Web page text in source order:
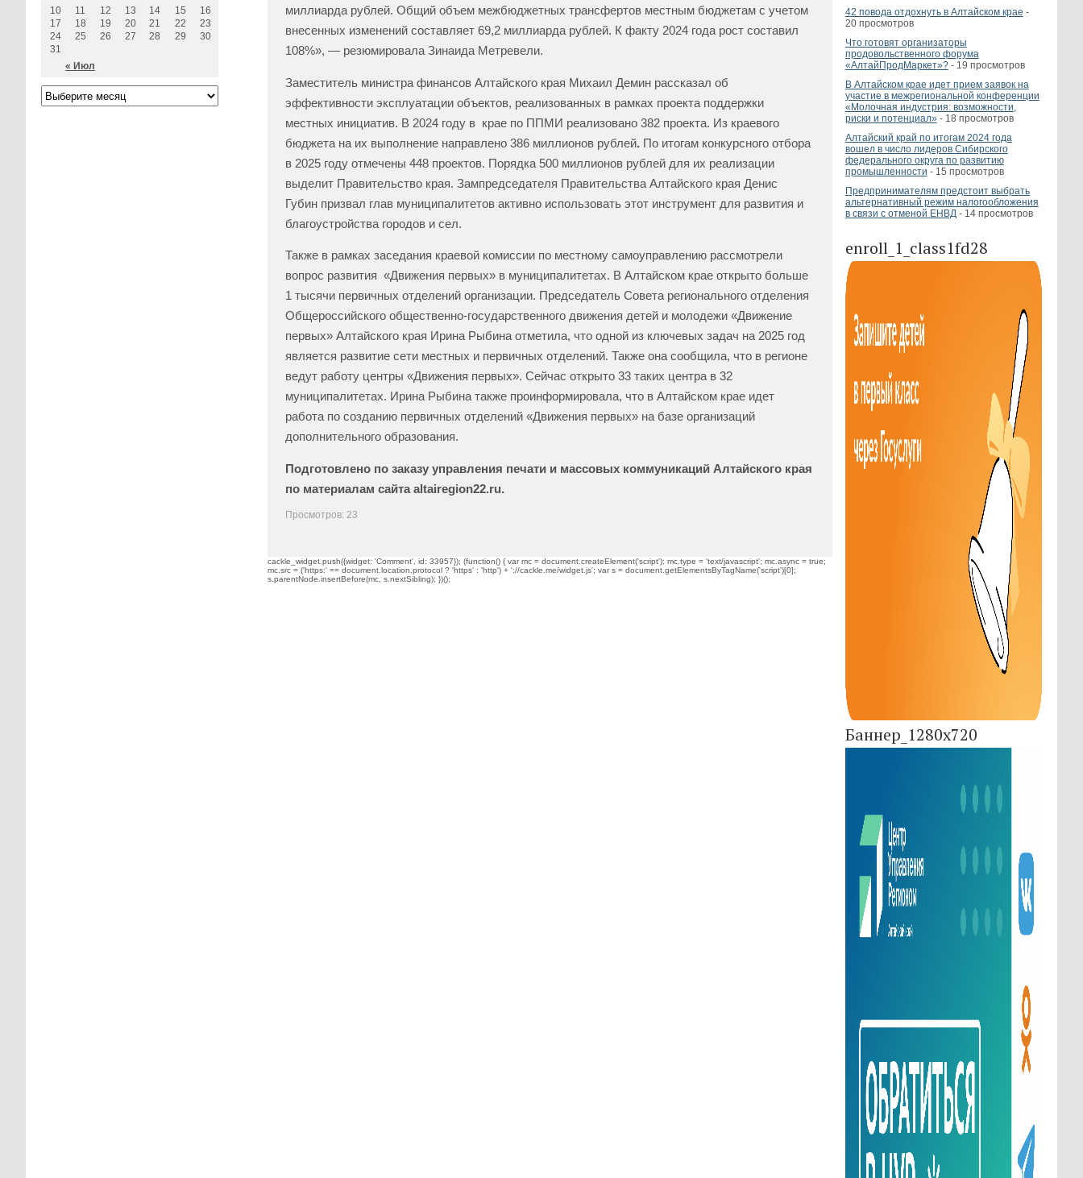
42 повода отдохнуть в Алтайском крае -
20 просмотров
Что готовят организаторы
продовольственного форума
«АлтайПродМаркет»?- 19 просмотров
В Алтайском крае идет прием заявок на
участие в межрегиональной конференции
«Молочная индустрия: возможности,
риски и потенциал»- 18 просмотров
Алтайский край по итогам 2024 года
вошел в число лидеров Сибирского
федерального округа по развитию
промышленности - 15 просмотров
Предпринимателям предстоит выбрать
альтернативный режим налогообложения
в связи с отменой ЕНВД- 14 просмотров
enroll_1_class1fd28
Баннер_1280x720
миллиарда рублей. Общий объем межбюджетных трансфертов местным бюджетам с учетом
внесенных изменений составляет 69,2 миллиарда рублей. К факту 2024 года рост составил
108%», — резюмировала Зинаида Метревели.
Заместитель министра финансов Алтайского края Михаил Демин рассказал об
эффективности эксплуатации объектов, реализованных в рамках проекта поддержки
местных инициатив. В 2024 году в крае по ППМИ реализовано 382 проекта. Из краевого
бюджета на их выполнение направлено 386 миллионов рублей. По итогам конкурсного отбора
в 2025 году отмечены 448 проектов. Порядка 500 миллионов рублей для их реализации
выделит Правительство края. Зампредседателя Правительства Алтайского края Денис
Губин призвал глав муниципалитетов активно использовать этот инструмент для развития и
благоустройства городов и сел.
Также в рамках заседания краевой комиссии по местному самоуправлению рассмотрели
вопрос развития «Движения первых» в муниципалитетах. В Алтайском крае открыто больше
1 тысячи первичных отделений организации. Председатель Совета регионального отделения
Общероссийского общественно-государственного движения детей и молодежи «Движение
первых» Алтайского края Ирина Рыбина отметила, что одной из ключевых задач на 2025 год
является развитие сети местных и первичных отделений. Также она сообщила, что в регионе
ведут работу центры «Движения первых». Сейчас открыто 33 таких центра в 32
муниципалитетах. Ирина Рыбина также проинформировала, что в Алтайском крае идет
работа по созданию первичных отделений «Движения первых» на базе организаций
дополнительного образования.
Подготовлено по заказу управления печати и массовых коммуникаций Алтайского края
по материалам сайта altairegion22.ru.
Просмотров: 23
cackle_widget.push({widget: 'Comment', id: 33957}); (function() { var mc = document.createElement('script'); mc.type = 'text/javascript'; mc.async = true;
mc.src = ('https:' == document.location.protocol ? 'https' : 'http') + '://cackle.me/widget.js'; var s = document.getElementsByTagName('script')[0];
s.parentNode.insertBefore(mc, s.nextSibling); })();
« Июл
10
11 12 13 14 15
16
17
18 19 20 21 22
23
24
25 26 27 28 29
30
31